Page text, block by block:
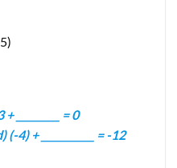
+ _________ = 0
(-4) + ___________ = -12